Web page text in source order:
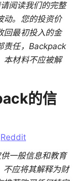
阅读我们的完整
动。您的投资价
回最初投入的金
责任，Backpack
本材料不应被解
的信
Reddit
一般信息和教育
不应将其解释为财